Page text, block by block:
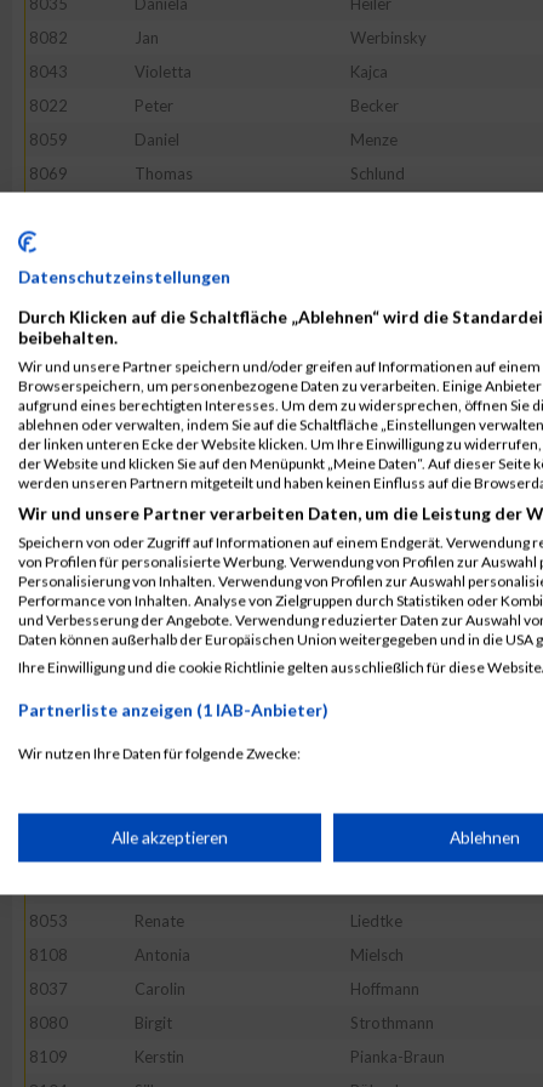
8082
Jan Werbinsky
8043
Violetta Kajca
8022
Peter Becker
8059
Daniel Menze
8069
Thomas Schlund
8048
8074
Martin
8050
Dieter Kral
8024
8052
Olav Lauer
8067
Martin Schickentanz
8017
Holger Joneleit
8058
Martin Matuszek
8039
Stefanie Jansen
8028
Matthias Frentzen
8051
Lisa-Marie Lampe
8057
Marc Losansky
8041
Sandra Josipovic
8073
Irina
8026
Jana
8027
Julia Esser
Martin
8053
Renate Liedtke
8108
Antonia Mielsch
8037
Carolin Hoffmann
8080
Birgit Strothmann
8109
Kerstin Pianka-Braun
Datenschutzeinstellungen
Durch Klicken auf die Schaltfläche „Ablehnen“ wird die
beibehalten.
Wir und unsere Partner speichern und/oder greifen auf Informationen auf einem
Browserspeichern, um personenbezogene Daten zu verarbeiten. Einige
aufgrund eines berechtigten Interesses. Um dem zu widersprechen, öffnen Sie
ablehnen oder verwalten, indem Sie auf die Schaltfläche „Einstellungen
der linken unteren Ecke der Website klicken. Um Ihre Einwilligung zu
der Website und klicken Sie auf den Menüpunkt „Meine Daten“. Auf dieser
werden unseren Partnern mitgeteilt und haben keinen Einfluss auf die
Wir und unsere Partner verarbeiten Daten, um die Leistung der
Speichern von oder Zugriff auf Informationen auf einem Endgerät. Verwendung
von Profilen für personalisierte Werbung. Verwendung von Profilen zur
Personalisierung von Inhalten. Verwendung von Profilen zur Auswahl
Performance von Inhalten. Analyse von Zielgruppen durch Statistiken oder
und Verbesserung der Angebote. Verwendung reduzierter Daten zur Auswahl
Daten können außerhalb der Europäischen Union weitergegeben und in die USA
Ihre Einwilligung und die cookie Richtlinie gelten ausschließlich für diese
Partnerliste anzeigen (1 IAB-Anbieter)
Wir nutzen Ihre Daten für folgende Zwecke:
Speichern von oder Zugriff auf Informationen auf einem
Erstellung von Profilen für personalisierte Werbung
Verwendung von Profilen zur Auswahl personalisierter Werbung
Alle akzeptieren Ablehnen